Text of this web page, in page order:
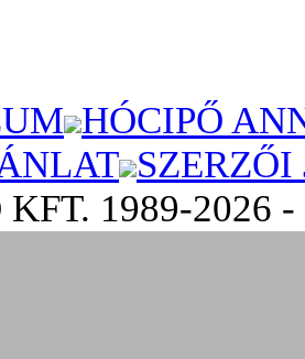
HÓCIPŐ
SZERZŐI
1989-2026